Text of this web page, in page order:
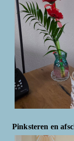
Pinksteren en